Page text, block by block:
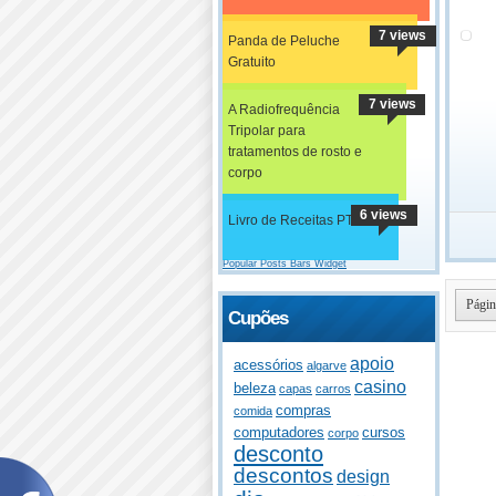
Panda de Peluche
Gratuito
7 views
A Radiofrequência
Tripolar para
tratamentos de rosto e
corpo
7 views
Livro de Receitas PT 6 views
Popular Posts Bars Widget
Cupões
acessórios algarve apoio
beleza capas carros casino
comida compras
computadores corpo cursos
desconto
descontos design